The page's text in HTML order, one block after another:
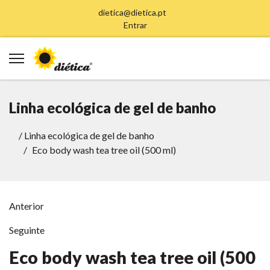
dietica@dietica.pt
Entrar
Linha ecológica de gel de banho
/ Linha ecológica de gel de banho
Eco body wash tea tree oil (500 ml)
Anterior
Seguinte
Eco body wash tea tree oil (500